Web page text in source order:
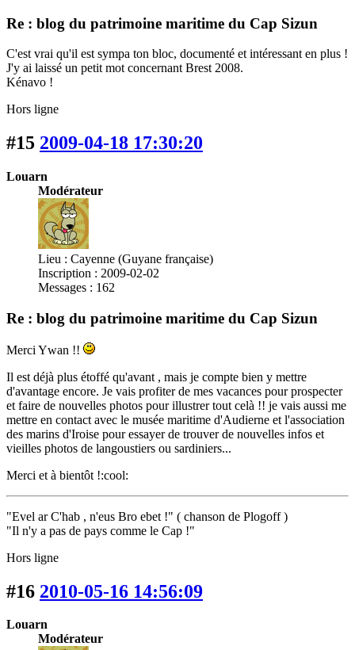
Re : blog du patrimoine maritime du Cap Sizun
C'est vrai qu'il est sympa ton bloc, documenté et intéressant en plus !
J'y ai laissé un petit mot concernant Brest 2008.
Kénavo !
Hors ligne
#15 2009-04-18 17:30:20
Louarn
Modérateur
Lieu : Cayenne (Guyane française)
Inscription : 2009-02-02
Messages : 162
Re : blog du patrimoine maritime du Cap Sizun
Merci Ywan !!
Il est déjà plus étoffé qu'avant , mais je compte bien y mettre
d'avantage encore. Je vais profiter de mes vacances pour prospecter
et faire de nouvelles photos pour illustrer tout celà !! je vais aussi me
mettre en contact avec le musée maritime d'Audierne et l'association
des marins d'Iroise pour essayer de trouver de nouvelles infos et
vieilles photos de langoustiers ou sardiniers...
Merci et à bientôt !:cool:
"Evel ar C'hab , n'eus Bro ebet !" ( chanson de Plogoff )
"Il n'y a pas de pays comme le Cap !"
Hors ligne
#16 2010-05-16 14:56:09
Louarn
Modérateur